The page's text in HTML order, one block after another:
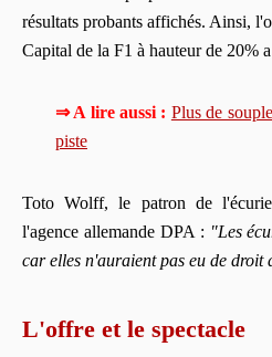
résultats probants affichés. Ainsi,
Capital de la F1 à hauteur de 20%
⇒ A lire aussi : Plus de
piste
Toto Wolff, le patron de
l'agence allemande DPA : "Les
car elles n'auraient pas eu de droit
L'offre et le spectacle